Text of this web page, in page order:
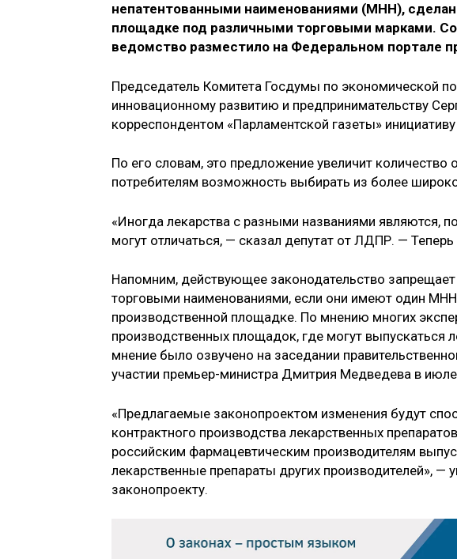
непатентованными наименованиями (МНН),
площадке под различными торговыми марками.
ведомство разместило на Федеральном портале
Председатель Комитета Госдумы по экономической
инновационному развитию и предпринимательству
корреспондентом «Парламентской газеты»
По его словам, это предложение увеличит количество
потребителям возможность выбирать из более
«Иногда лекарства с разными названиями являются,
могут отличаться, — сказал депутат от ЛДПР. —
Напомним, действующее законодательство
торговыми наименованиями, если они имеют один МНН
производственной площадке. По мнению многих
производственных площадок, где могут выпускаться
мнение было озвучено на заседании
участии премьер-министра Дмитрия Медведева в
«Предлагаемые законопроектом изменения будут
контрактного производства лекарственных
российским фармацевтическим производителям
лекарственные препараты других производителей», —
законопроекту.